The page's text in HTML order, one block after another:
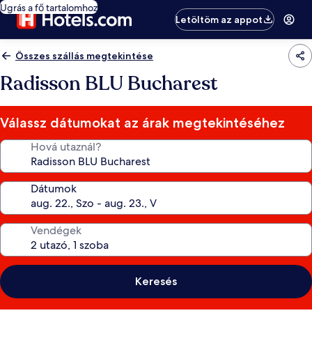
Ugrás a fő tartalomhoz
Letöltöm az appot
Összes szállás megtekintése
Radisson BLU Bucharest
Válassz dátumokat az árak megtekintéséhez
Hová utaznál?
Dátumok
Vendégek
Keresés